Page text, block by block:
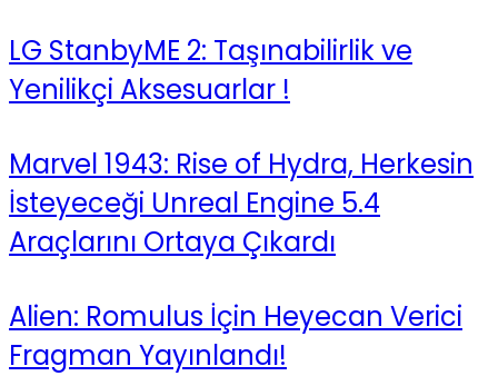
LG StanbyME 2: Taşınabilirlik ve
Yenilikçi Aksesuarlar !
Marvel 1943: Rise of Hydra, Herkesin
İsteyeceği Unreal Engine 5.4
Araçlarını Ortaya Çıkardı
Alien: Romulus İçin Heyecan Verici
Fragman Yayınlandı!